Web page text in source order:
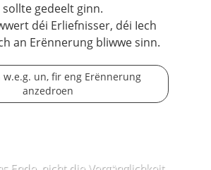
sollte gedeelt ginn.
déi Erliefnisser, déi Iech
an Erënnerung bliwwe sinn.
w.e.g. un, fir eng Erënnerung
anzedroen